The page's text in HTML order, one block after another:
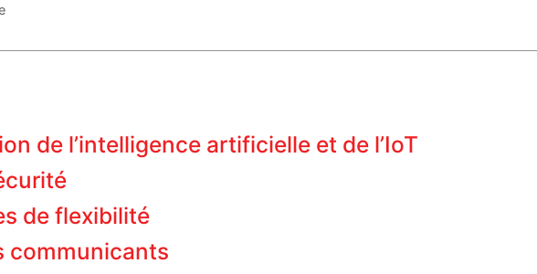
de l’intelligence artificielle et de l’IoT
de flexibilité
communicants